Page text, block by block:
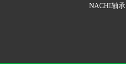
NACHI轴承